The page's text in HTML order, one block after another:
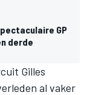
GP
derde
Gilles
al vaker